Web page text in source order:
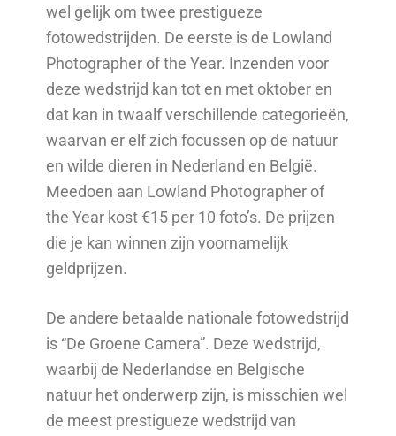
wel gelijk om twee prestigueze
fotowedstrijden. De eerste is de Lowland
Photographer of the Year. Inzenden voor
deze wedstrijd kan tot en met oktober en
dat kan in twaalf verschillende categorieën,
waarvan er elf zich focussen op de natuur
en wilde dieren in Nederland en België.
Meedoen aan Lowland Photographer of
the Year kost €15 per 10 foto’s. De prijzen
die je kan winnen zijn voornamelijk
geldprijzen.
De andere betaalde nationale fotowedstrijd
is “De Groene Camera”. Deze wedstrijd,
waarbij de Nederlandse en Belgische
natuur het onderwerp zijn, is misschien wel
de meest prestigueze wedstrijd van